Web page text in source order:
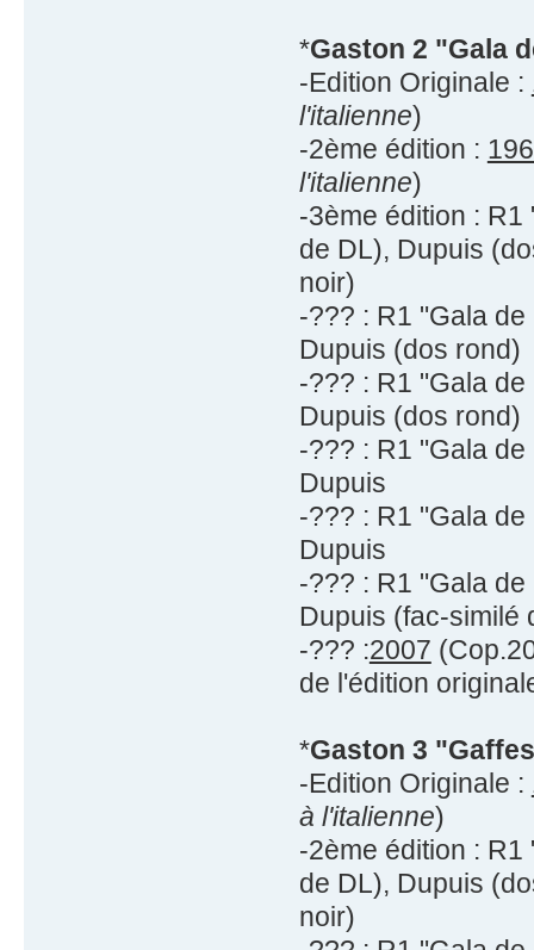
*Gaston 2 "Gala
-Edition Originale :
l'italienne)
-2ème édition :
l'italienne)
-3ème édition :
de DL), Dupuis
noir)
-??? : R1 "Gala
Dupuis (dos rond)
-??? : R1 "Gala
Dupuis (dos rond)
-??? : R1 "Gala
Dupuis
-??? : R1 "Gala
Dupuis
-??? : R1 "Gala
Dupuis (fac-similé
-??? :2007
de l'édition
*Gaston 3
-Edition Originale :
à l'italienne)
-2ème édition :
de DL), Dupuis
noir)